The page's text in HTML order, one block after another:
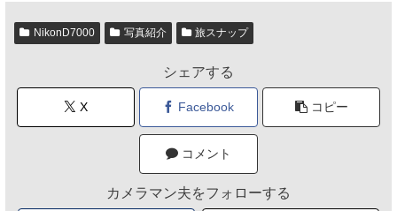
NikonD7000 写真紹介 旅スナップ
シェアする
X Facebook コピー
コメント
カメラマン夫をフォローする